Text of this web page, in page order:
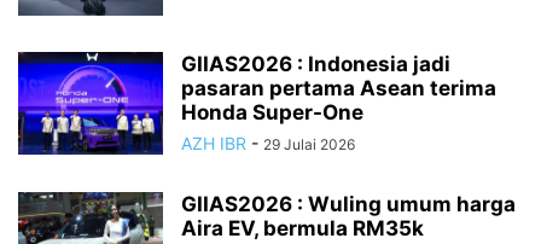
GIIAS2026 : Indonesia jadi
pasaran pertama Asean terima
Honda Super-One
AZH IBR - 29 Julai 2026
GIIAS2026 : Wuling umum harga
Aira EV, bermula RM35k